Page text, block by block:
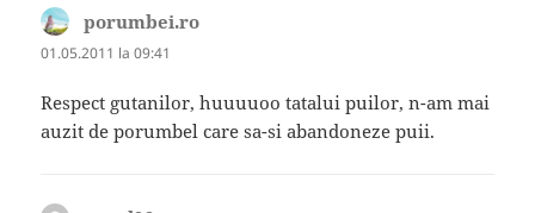
porumbei.ro
01.05.2011 la 09:41
Respect gutanilor, huuuuoo tatalui puilor, n-am mai
auzit de porumbel care sa-si abandoneze puii.